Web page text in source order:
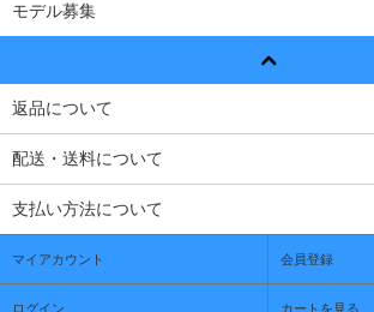
モデル募集
返品について
配送・送料について
支払い方法について
マイアカウント 会員登録
ログイン カートを見る